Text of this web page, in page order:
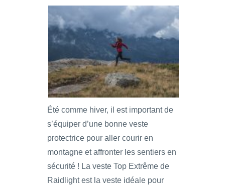
Été comme hiver, il est important de
s’équiper d’une bonne veste
protectrice pour aller courir en
montagne et affronter les sentiers en
sécurité ! La veste Top Extrême de
Raidlight est la veste idéale pour